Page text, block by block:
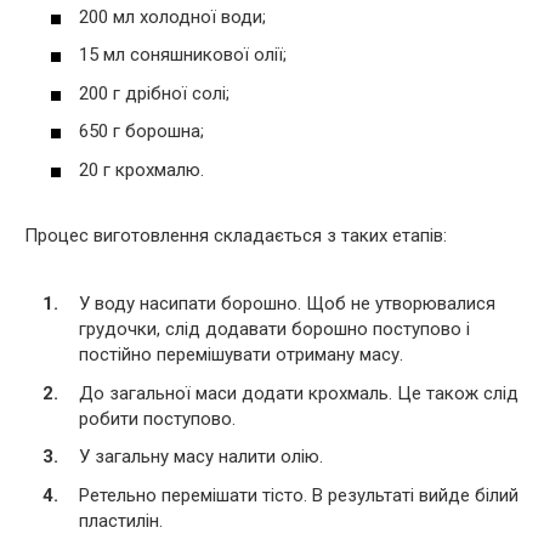
200 мл холодної води;
15 мл соняшникової олії;
200 г дрібної солі;
650 г борошна;
20 г крохмалю.
Процес виготовлення складається з таких етапів:
У воду насипати борошно. Щоб не утворювалися
грудочки, слід додавати борошно поступово і
постійно перемішувати отриману масу.
До загальної маси додати крохмаль. Це також слід
робити поступово.
У загальну масу налити олію.
Ретельно перемішати тісто. В результаті вийде білий
пластилін.